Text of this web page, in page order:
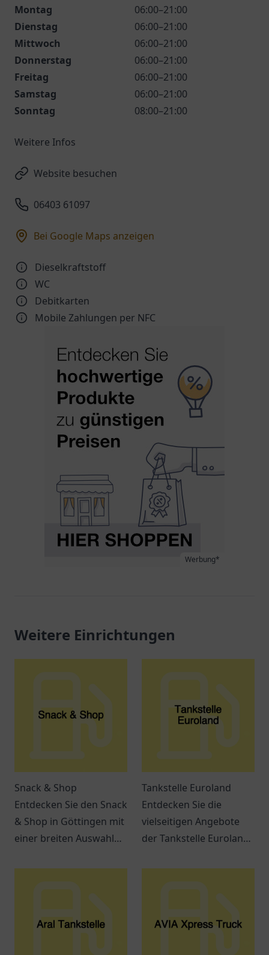
Montag
06:00–21:00
Dienstag
06:00–21:00
Mittwoch
06:00–21:00
Donnerstag
06:00–21:00
Freitag
06:00–21:00
Samstag
06:00–21:00
Sonntag
08:00–21:00
Weitere Infos
Website besuchen
06403 61097
Bei Google Maps anzeigen
Dieselkraftstoff
WC
Debitkarten
Mobile Zahlungen per NFC
Werbung*
Weitere Einrichtungen
Snack & Shop
Entdecken Sie den Snack
& Shop in Göttingen mit
einer breiten Auswahl
Getränken – ideal für
Tankstelle Euroland
Entdecken Sie die
vielseitigen Angebote
der Tankstelle Euroland
nur ein Ort zum Tanken!